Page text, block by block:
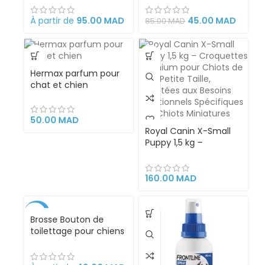
chats
À partir de 95.00 MAD
rugby
85.00MAD 45.00 MAD
Hermax parfum pour
chat et chien
50.00 MAD
Royal Canin X-Small
Puppy 1,5 kg –
pour Chiots de Très
Petite Taille, Adaptées
Nutritionnels
Spécifiques des Chiots
Miniatures
160.00 MAD
Brosse Bouton de
toilettage pour chiens